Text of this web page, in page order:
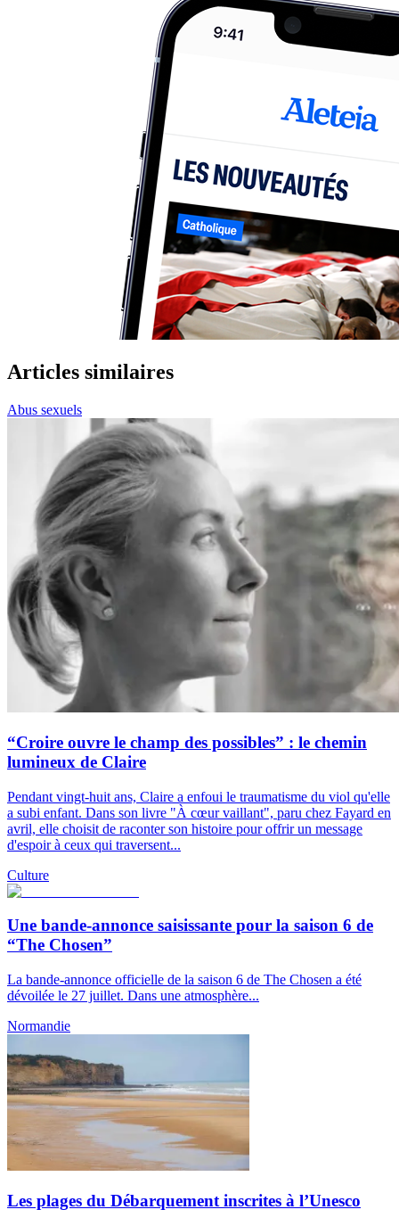
Articles similaires
Abus sexuels
“Croire ouvre le champ des possibles” : le chemin
lumineux de Claire
Pendant vingt-huit ans, Claire a enfoui le traumatisme du viol qu'elle
a subi enfant. Dans son livre "À cœur vaillant", paru chez Fayard en
avril, elle choisit de raconter son histoire pour offrir un message
d'espoir à ceux qui traversent...
Culture
Une bande-annonce saisissante pour la saison 6 de
“The Chosen”
La bande-annonce officielle de la saison 6 de The Chosen a été
dévoilée le 27 juillet. Dans une atmosphère...
Normandie
Les plages du Débarquement inscrites à l’Unesco